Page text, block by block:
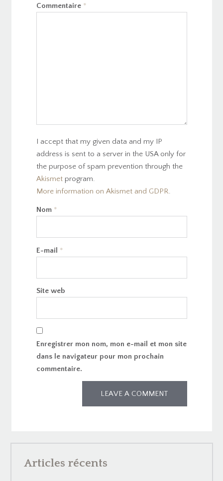
Commentaire *
I accept that my given data and my IP
address is sent to a server in the USA only for
the purpose of spam prevention through the
Akismetprogram.
More information on Akismet and GDPR.
Nom *
E-mail *
Site web
Enregistrer mon nom, mon e-mail et mon site
dans le navigateur pour mon prochain
commentaire.
Articles récents